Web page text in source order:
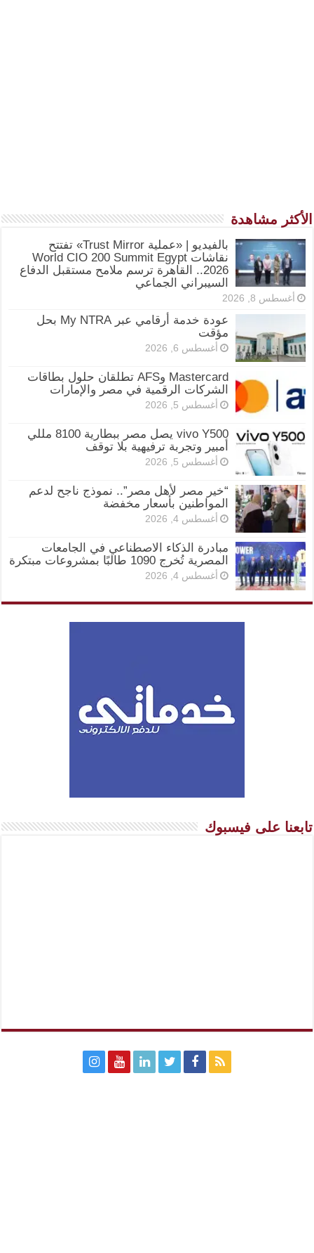
الأكثر مشاهدة
بالفيديو | «عملية Trust Mirror» تفتتح
نقاشات World CIO 200 Summit Egypt
2026.. القاهرة ترسم ملامح مستقبل الدفاع
السيبراني الجماعي
أغسطس 8, 2026
عودة خدمة أرقامي عبر My NTRA بحل
مؤقت
أغسطس 6, 2026
Mastercard وAFS تطلقان حلول بطاقات
الشركات الرقمية في مصر والإمارات
أغسطس 5, 2026
vivo Y500 يصل مصر ببطارية 8100 مللي
أمبير وتجربة ترفيهية بلا توقف
أغسطس 5, 2026
“خير مصر لأهل مصر”.. نموذج ناجح لدعم
المواطنين بأسعار مخفضة
أغسطس 4, 2026
مبادرة الذكاء الاصطناعي في الجامعات
المصرية تُخرج 1090 طالبًا بمشروعات مبتكرة
أغسطس 4, 2026
تابعنا على فيسبوك